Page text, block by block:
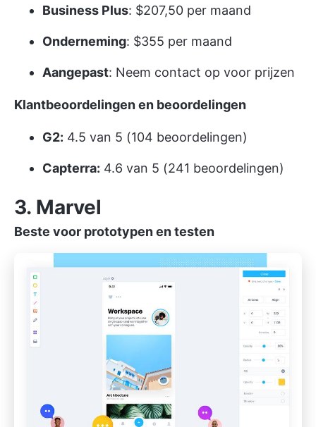
Business Plus: $207,50 per maand
Onderneming: $355 per maand
Aangepast: Neem contact op voor prijzen
Klantbeoordelingen en beoordelingen
G2: 4.5 van 5 (104 beoordelingen)
Capterra: 4.6 van 5 (241 beoordelingen)
3. Marvel
Beste voor prototypen en testen